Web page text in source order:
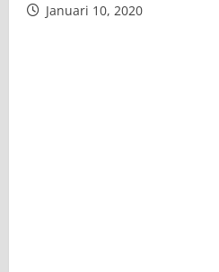
Januari 10, 2020